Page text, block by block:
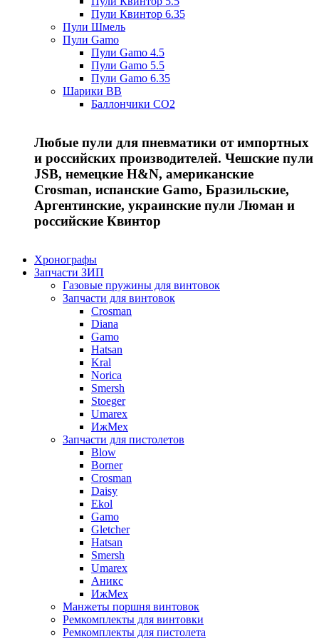
Пули Квинтор 6.35
Пули Шмель
Пули Gamo
Пули Gamo 4.5
Пули Gamo 5.5
Пули Gamo 6.35
Шарики BB
Баллончики CO2
Любые пули для пневматики от импортных
и российских производителей. Чешские пули
JSB, немецкие H&N, американские
Crosman, испанские Gamo, Бразильские,
Аргентинские, украинские пули Люман и
российские Квинтор
Хронографы
Запчасти ЗИП
Газовые пружины для винтовок
Запчасти для винтовок
Crosman
Diana
Gamo
Hatsan
Kral
Norica
Smersh
Stoeger
Umarex
ИжМех
Запчасти для пистолетов
Blow
Borner
Crosman
Daisy
Ekol
Gamo
Gletcher
Hatsan
Smersh
Umarex
Аникс
ИжМех
Манжеты поршня винтовок
Ремкомплекты для винтовки
Ремкомплекты для пистолета